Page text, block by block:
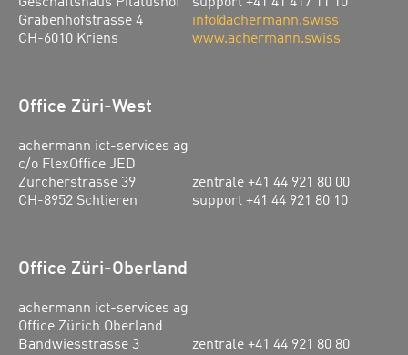
Grabenhofstrasse 4
CH-6010 Kriens
info@achermann.swiss
www.achermann.swiss
Office Züri-West
achermann ict-services ag
c/o FlexOffice JED
Zürcherstrasse 39
CH-8952 Schlieren
zentrale +41 44 921 80 00
support +41 44 921 80 10
Office Züri-Oberland
achermann ict-services ag
Office Zürich Oberland
Bandwiesstrasse 3
zentrale +41 44 921 80 80